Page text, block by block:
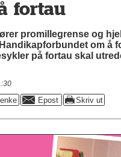
fortau
promillegrense og
om å
på fortau skal